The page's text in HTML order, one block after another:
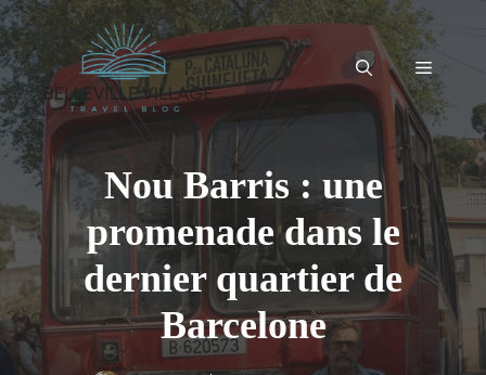
Aller
au
contenu
Menu
Nou Barris : une
promenade dans le
dernier quartier de
Barcelone